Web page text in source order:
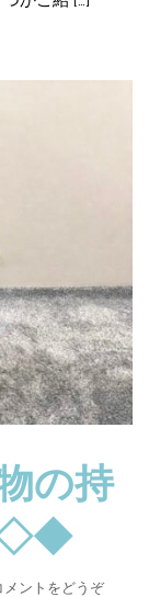
の持
◇◆
メントをどうぞ